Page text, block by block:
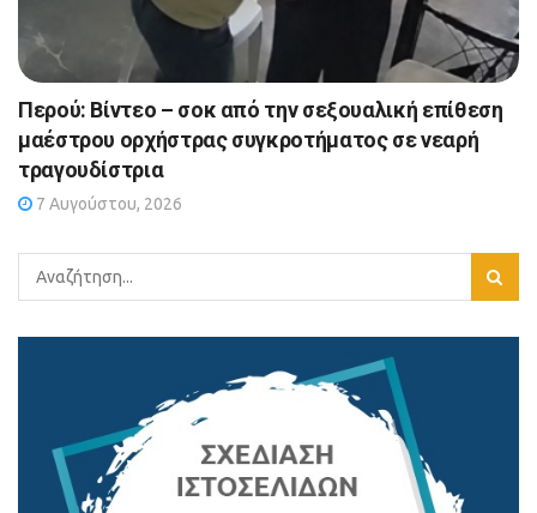
Περού: Βίντεο – σοκ από την σεξουαλική επίθεση
μαέστρου ορχήστρας συγκροτήματος σε νεαρή
τραγουδίστρια
7 Αυγούστου, 2026